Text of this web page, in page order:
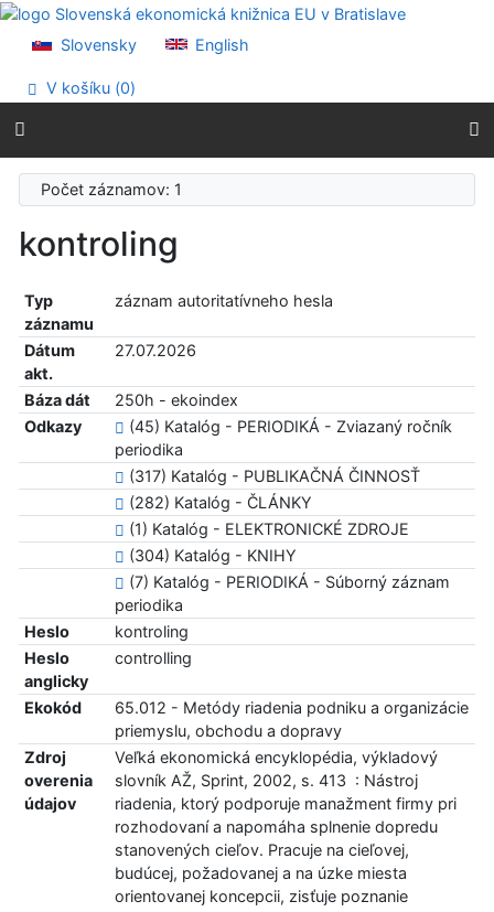
Prejsť na obsah
Prehlásenie o webovej prístupnosti
Slovensky English
V košíku (0)
Počet záznamov: 1
kontroling
Typ
záznamu
záznam autoritatívneho hesla
Dátum
akt.
27.07.2026
Báza dát
250h - ekoindex
Odkazy
(45) Katalóg - PERIODIKÁ - Zviazaný ročník
periodika
(317) Katalóg - PUBLIKAČNÁ ČINNOSŤ
(282) Katalóg - ČLÁNKY
(1) Katalóg - ELEKTRONICKÉ ZDROJE
(304) Katalóg - KNIHY
(7) Katalóg - PERIODIKÁ - Súborný záznam
periodika
Heslo
kontroling
Heslo
anglicky
controlling
Ekokód
65.012 - Metódy riadenia podniku a organizácie
priemyslu, obchodu a dopravy
Zdroj
overenia
údajov
Veľká ekonomická encyklopédia, výkladový
slovník AŽ, Sprint, 2002, s. 413 : Nástroj
riadenia, ktorý podporuje manažment firmy pri
rozhodovaní a napomáha splnenie dopredu
stanovených cieľov. Pracuje na cieľovej,
budúcej, požadovanej a na úzke miesta
orientovanej koncepcii, zisťuje poznanie